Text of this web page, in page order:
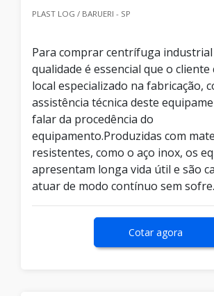
PLAST LOG / BARUERI - SP
Para comprar centrífuga industrial
qualidade é essencial que o
local especializado na fabricação,
assistência técnica deste
falar da procedência do
equipamento.Produzidas com
resistentes, como o aço inox, os
apresentam longa vida útil e são
atuar de modo contínuo sem
Cotar agora